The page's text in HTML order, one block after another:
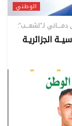
الوطني
لـ”لشعـــب”:
الجزائريـة